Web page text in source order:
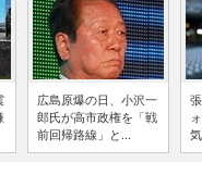
広島原爆の日、小沢一
郎氏が高市政権を「戦
前回帰路線」と...